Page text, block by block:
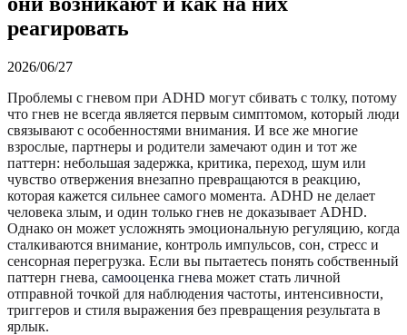
реагировать
2026/06/27
Проблемы с гневом при ADHD могут сбивать с толку, потому
что гнев не всегда является первым симптомом, который люди
связывают с особенностями внимания. И все же многие
взрослые, партнеры и родители замечают один и тот же
паттерн: небольшая задержка, критика, переход, шум или
чувство отвержения внезапно превращаются в реакцию,
которая кажется сильнее самого момента. ADHD не делает
человека злым, и один только гнев не доказывает ADHD.
Однако он может усложнять эмоциональную регуляцию, когда
сталкиваются внимание, контроль импульсов, сон, стресс и
сенсорная перегрузка. Если вы пытаетесь понять собственный
паттерн гнева, самооценка гнева может стать личной
отправной точкой для наблюдения частоты, интенсивности,
триггеров и стиля выражения без превращения результата в
ярлык.